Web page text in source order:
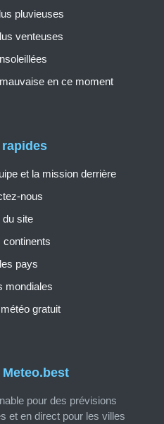
pour des prévisions
et en direct pour les villes
et la mission derrière
nous
du site
continents
pays
mondiales
gratuit
pluvieuses
venteuses
en ce moment